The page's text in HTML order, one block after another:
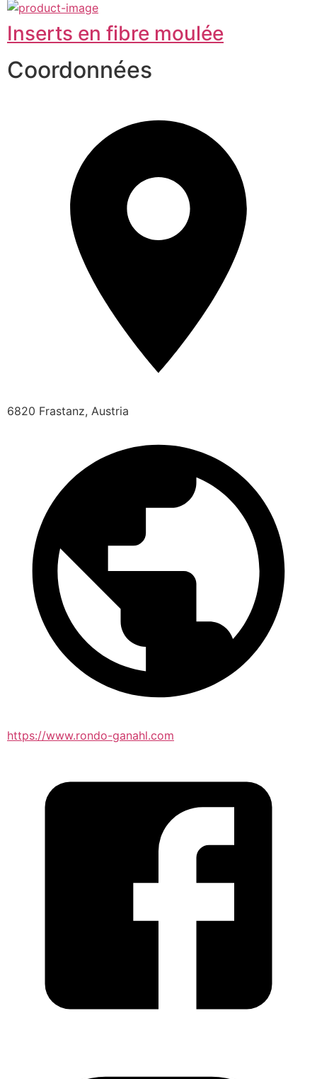
Inserts en fibre moulée
Coordonnées
6820 Frastanz, Austria
https://www.rondo-ganahl.com